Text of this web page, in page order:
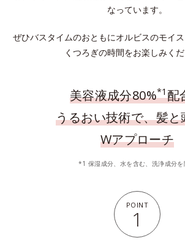
なっています。
ぜひバスタイムのおともにオルビスのモイ
くつろぎの時間をお楽しみくだ
美容液成分80%*1 配
うるおい技術で、髪と
Wアプローチ
*1 保湿成分、水を含む、洗浄成分を
POINT
1